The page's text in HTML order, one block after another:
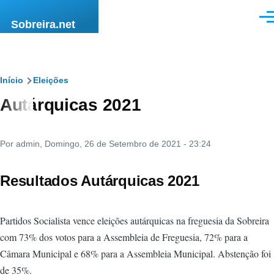
Sobreira.net
Navegação
estrutural
Início Eleições
Autárquicas 2021
Por admin , Domingo, 26 de Setembro de 2021 - 23:24
Resultados Autárquicas 2021
Partidos Socialista vence eleições autárquicas na freguesia da Sobreira
com 73% dos votos para a Assembleia de Freguesia, 72% para a
Câmara Municipal e 68% para a Assembleia Municipal. Abstenção foi
de 35%.